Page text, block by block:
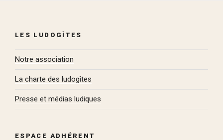
LES LUDOGÎTES
Notre association
La charte des ludogîtes
Presse et médias ludiques
ESPACE ADHÉRENT